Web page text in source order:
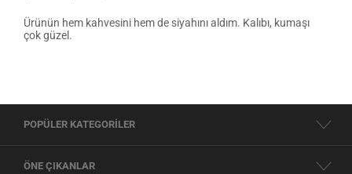
Ürünün hem kahvesini hem de siyahını aldım. Kalıbı, kumaşı
çok güzel.
POPÜLER KATEGORİLER
ÖNE ÇIKANLAR